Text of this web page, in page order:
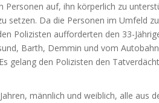
Personen auf, ihn körperlich zu
setzen. Da die Personen im Umfeld
Polizisten aufforderten den 33-
Barth, Demmin und vom
gelang den Polizisten den
männlich und weiblich, alle aus